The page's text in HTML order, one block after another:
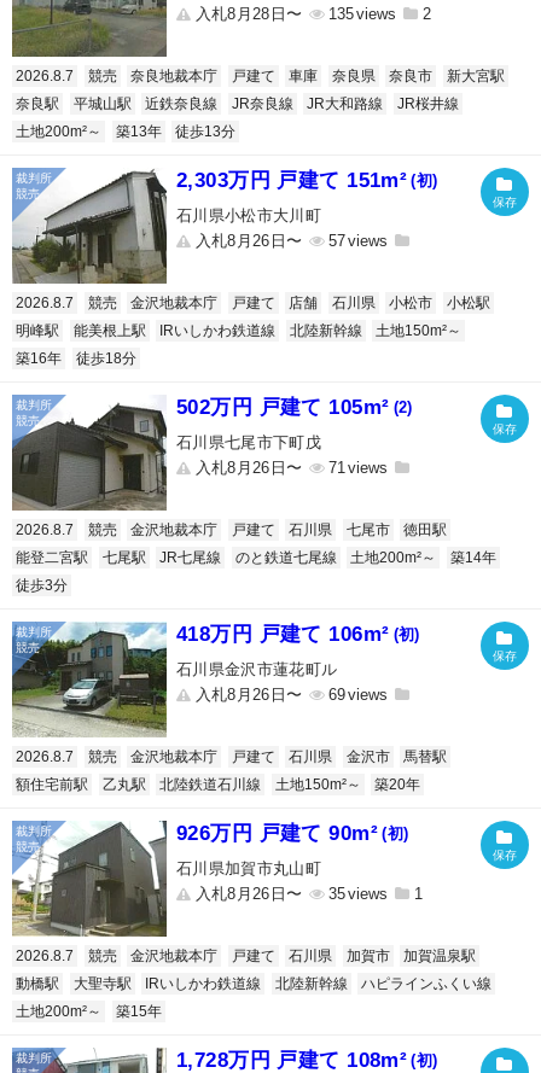
入札8月28日〜 135 2
2026.8.7 競売 奈良地裁本庁 戸建て 車庫 奈良県 奈良市
新大宮駅
奈良駅
平城山駅 近鉄奈良線 JR奈良線 JR大和路線
JR桜井線
土地200m²～
築13年 徒歩13分
2,303万円 戸建て 151m² (初)
石川県小松市大川町
入札8月26日〜
57
2026.8.7 競売 金沢地裁本庁 戸建て 店舗 石川県 小松市
小松駅
明峰駅
能美根上駅 IRいしかわ鉄道線 北陸新幹線
土地150m²～
築16年
徒歩18分
502万円 戸建て 105m² (2)
石川県七尾市下町戊
入札8月26日〜
71
2026.8.7 競売 金沢地裁本庁 戸建て 石川県 七尾市
徳田駅
能登二宮駅
七尾駅 JR七尾線 のと鉄道七尾線 土地200m²～
築14年
徒歩3分
418万円 戸建て 106m² (初)
石川県金沢市蓮花町ル
入札8月26日〜
69
2026.8.7 競売 金沢地裁本庁 戸建て 石川県 金沢市
馬替駅
額住宅前駅
乙丸駅 北陸鉄道石川線 土地150m²～ 築20年
926万円 戸建て 90m² (初)
石川県加賀市丸山町
入札8月26日〜
35 1
2026.8.7 競売 金沢地裁本庁 戸建て 石川県 加賀市
加賀温泉駅
動橋駅
大聖寺駅 IRいしかわ鉄道線 北陸新幹線
ハピラインふくい線
土地200m²～
築15年
1,728万円 戸建て 108m² (初)